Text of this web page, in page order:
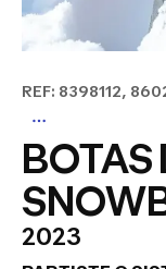
REF: 8398112,
BOTAS
2023